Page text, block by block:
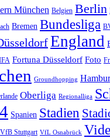
München Belgien Berlin
Bremen Bundesliga
England
Fortuna Düsseldorf Foto
Groundhopping
Oberliga Regionalliga
Spanien Stadien
VfB Stuttgart VfL Osnabrück